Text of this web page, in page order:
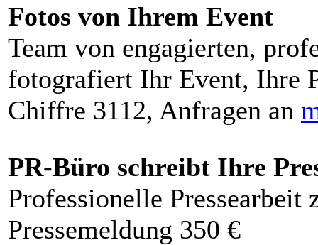
Fotos von Ihrem Event
Team von engagierten,
fotografiert Ihr Event, Ihre
Chiffre 3112, Anfragen an
PR-Büro schreibt Ihre
Professionelle Pressearbeit
Pressemeldung 350 €